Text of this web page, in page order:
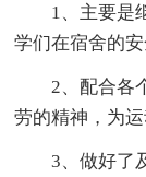
1、主要是继
学们在宿舍的
2、配合各个
劳的精神，为
3、做好了及